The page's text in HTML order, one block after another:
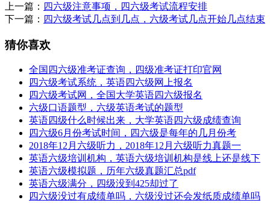
上一篇： 四六级注意事项，四六级考试流程安排
下一篇： 四六级考试几点到几点，六级考试几点开始几点结束
猜你喜欢
全国四六级准考证查询，四级准考证打印官网
四六级考试系统，英语四六级网上报名
四六级考试网，全国大学英语四六级报名
六级口语题型，六级英语考试的题型
英语四级什么时候出来，大学英语四六级成绩查询
四六级6月份考试时间，四六级是每年的几月份考
2018年12月六级听力，2018年12月六级听力真题一
英语六级培训机构，英语六级培训机构是线上还是线下
英语六级模拟题，历年六级真题汇总pdf
英语六级满分，四级没到425却过了
四六级没过有成绩单吗，六级没过还会发纸质成绩单吗